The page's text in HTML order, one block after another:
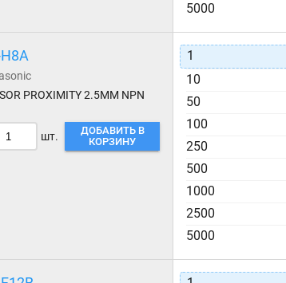
PROXIMITY 2.5MM NPN
шт.
ДОБАВИТЬ В
КОРЗИНУ
5000
1
10
50
100
250
500
1000
2500
5000